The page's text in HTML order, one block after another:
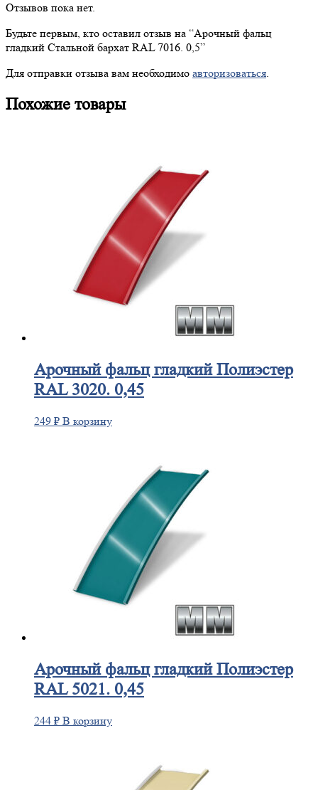
Отзывов пока нет.
Будьте первым, кто оставил отзыв на “Арочный фальц
гладкий Стальной бархат RAL 7016. 0,5”
Для отправки отзыва вам необходимо авторизоваться.
Похожие товары
Арочныйфальц гладкий Полиэстер
RAL 3020. 0,45
249 ₽ В корзину
Арочныйфальц гладкий Полиэстер
RAL 5021. 0,45
244 ₽ В корзину